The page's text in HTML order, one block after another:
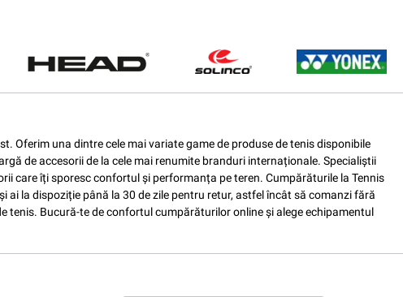
Oferim una dintre cele mai variate game de produse de tenis disponibile
de accesorii de la cele mai renumite branduri internaționale. Specialiștii
care îți sporesc confortul și performanța pe teren. Cumpărăturile la Tennis
la dispoziție până la 30 de zile pentru retur, astfel încât să comanzi fără
tenis. Bucură-te de confortul cumpărăturilor online și alege echipamentul